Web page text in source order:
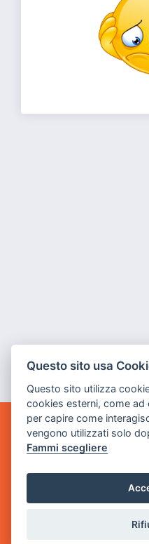
GAME WARP
BY POWER GAME SRL
via Villaggio dei Platani, 3
Questo sito usa
Questo sito utilizza
cookies esterni, come
per capire come
vengono utilizzati solo
Fammi scegliere